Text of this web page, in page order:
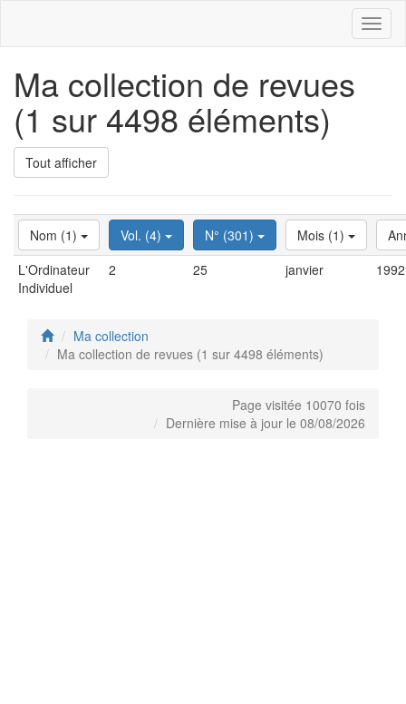
Ma collection de revues
(1 sur 4498 éléments)
Tout afficher
Nom (1) Vol. (4) N° (301) Mois (1)
L'Ordinateur
Individuel
2 25 janvier 1992
Ma collection
Ma collection de revues (1 sur 4498 éléments)
Page visitée 10070 fois
Dernière mise à jour le 08/08/2026